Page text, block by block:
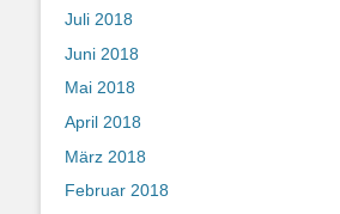
Juli 2018
Juni 2018
Mai 2018
April 2018
März 2018
Februar 2018